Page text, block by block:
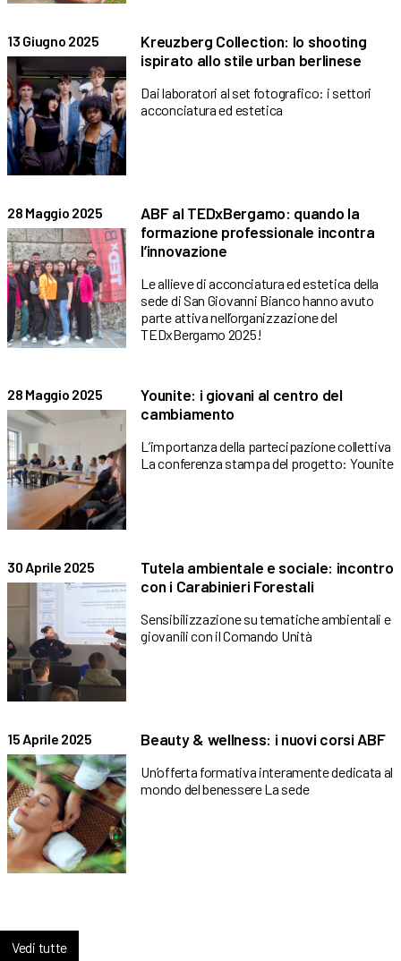
13 Giugno 2025
Kreuzberg Collection: lo shooting
ispirato allo stile urban berlinese
Dai laboratori al set fotografico: i settori
acconciatura ed estetica
28 Maggio 2025
ABF al TEDxBergamo: quando la
formazione professionale incontra
l’innovazione
Le allieve di acconciatura ed estetica della
sede di San Giovanni Bianco hanno avuto
parte attiva nell’organizzazione del
TEDxBergamo 2025!
28 Maggio 2025
Younite: i giovani al centro del
cambiamento
L’importanza della partecipazione collettiva
La conferenza stampa del progetto: Younite
30 Aprile 2025
Tutela ambientale e sociale: incontro
con i Carabinieri Forestali
Sensibilizzazione su tematiche ambientali e
giovanili con il Comando Unità
15 Aprile 2025 Beauty & wellness: i nuovi corsi ABF
Un’offerta formativa interamente dedicata al
mondo del benessere La sede
Vedi tutte